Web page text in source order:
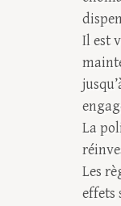
Il est
La
Les
effets